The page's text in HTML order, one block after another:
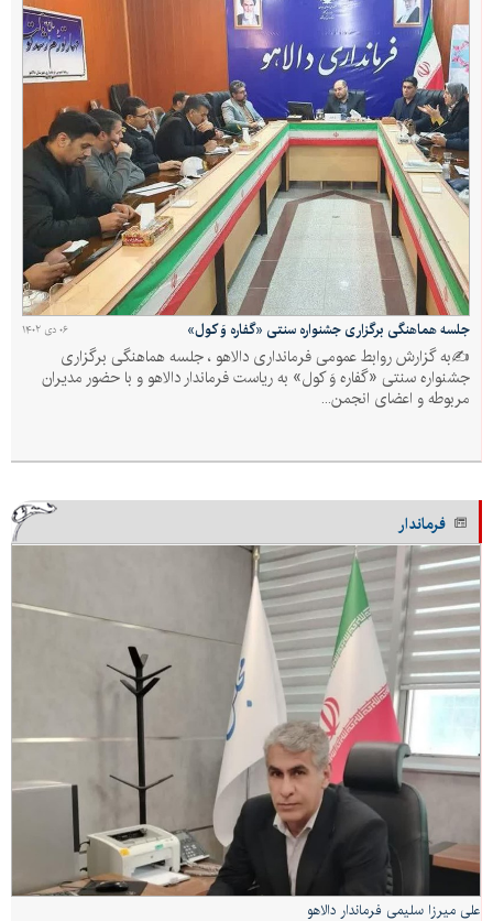
۰۶ دی ۱۴۰۲ جلسه هماهنگی برگزاری جشنواره سنتی «گفاره وَ کول»
✍به گزارش روابط عمومی فرمانداری دالاهو ، جلسه هماهنگی برگزاری
جشنواره سنتی «گفاره وَ کول» به ریاست فرماندار دالاهو و با حضور مدیران
مربوطه و اعضای انجمن...
فرماندار
علی میرزا سلیمی فرماندار دالاهو